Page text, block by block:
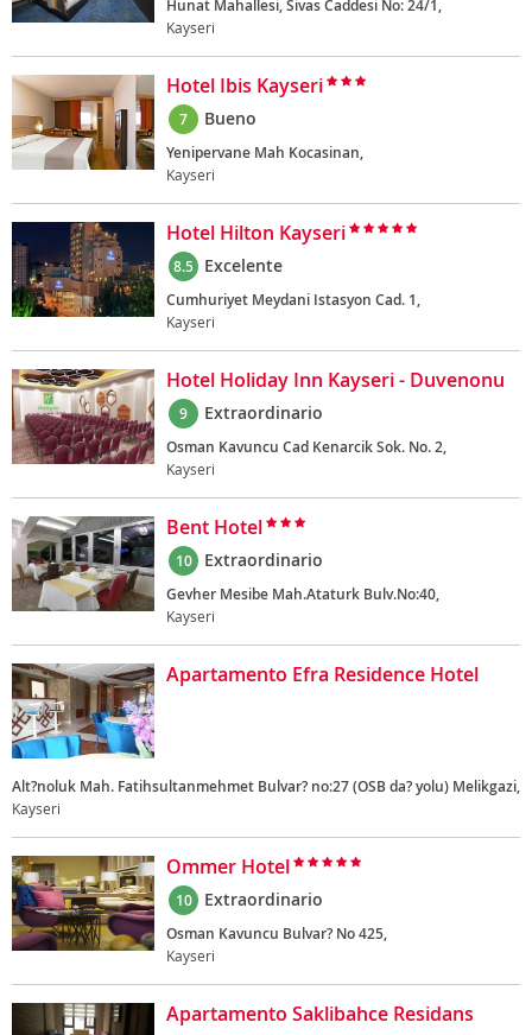
Hunat Mahallesi, Sivas Caddesi No: 24/1,
Kayseri
Hotel Ibis Kayseri
7 Bueno
Yenipervane Mah Kocasinan,
Kayseri
Hotel Hilton Kayseri
8.5 Excelente
Cumhuriyet Meydani Istasyon Cad. 1,
Kayseri
Hotel Holiday Inn Kayseri - Duvenonu
9 Extraordinario
Osman Kavuncu Cad Kenarcik Sok. No. 2,
Kayseri
Bent Hotel
10 Extraordinario
Gevher Mesibe Mah.Ataturk Bulv.No:40,
Kayseri
Apartamento Efra Residence Hotel
Alt?noluk Mah. Fatihsultanmehmet Bulvar? no:27 (OSB da? yolu) Melikgazi,
Kayseri
Ommer Hotel
10 Extraordinario
Osman Kavuncu Bulvar? No 425,
Kayseri
Apartamento Saklibahce Residans